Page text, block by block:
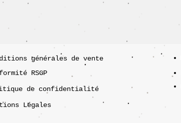
de confidentialité
générales de vente
RSGP
Légales